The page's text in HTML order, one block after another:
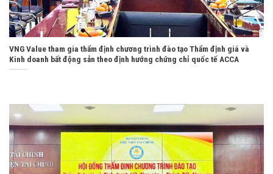
VNG Value tham gia thẩm định chương trình đào tạo Thẩm định giá và
Kinh doanh bất động sản theo định hướng chứng chỉ quốc tế ACCA